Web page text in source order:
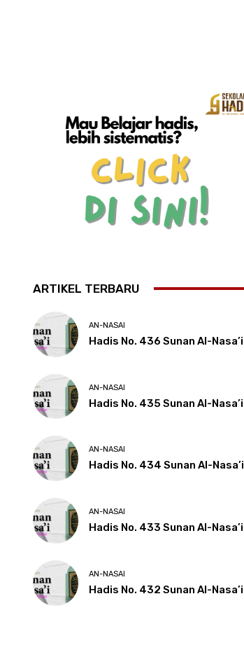
ARTIKEL TERBARU
AN-NASAI
Hadis No. 436 Sunan Al-Nasa’i
AN-NASAI
Hadis No. 435 Sunan Al-Nasa’i
AN-NASAI
Hadis No. 434 Sunan Al-Nasa’i
AN-NASAI
Hadis No. 433 Sunan Al-Nasa’i
AN-NASAI
Hadis No. 432 Sunan Al-Nasa’i